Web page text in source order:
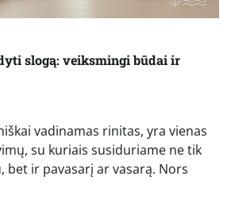
slogą: veiksmingi būdai ir
vadinamas rinitas, yra vienas
su kuriais susiduriame ne tik
bet ir pavasarį ar vasarą. Nors